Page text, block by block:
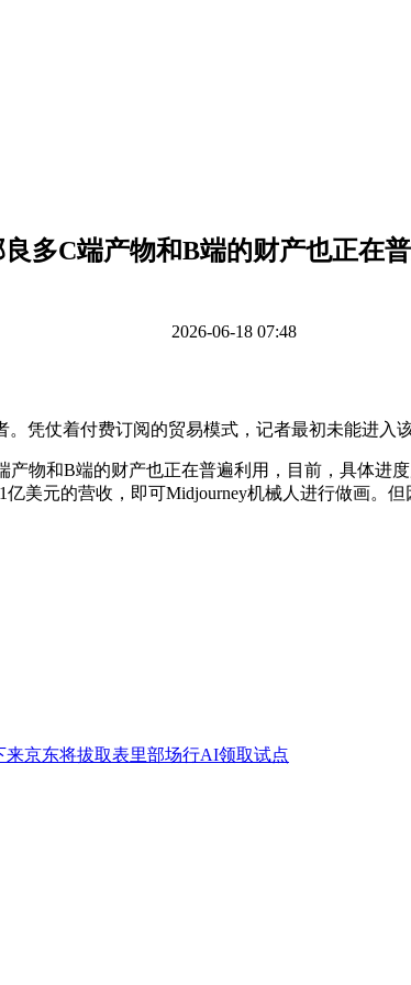
多C端产物和B端的财产也正在
2026-06-18 07:48
凭仗着付费订阅的贸易模式，记者最初未能进入该
物和B端的财产也正在普遍利用，目前，具体进
美元的营收，即可Midjourney机械人进行做画。
来京东将拔取表里部场行AI领取试点